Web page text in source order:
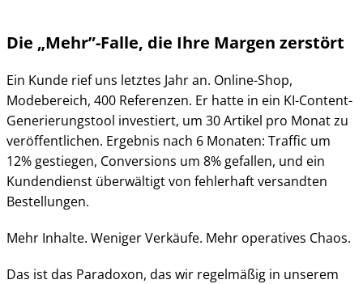
Die „Mehr”-Falle, die Ihre Margen zerstört
Ein Kunde rief uns letztes Jahr an. Online-Shop,
Modebereich, 400 Referenzen. Er hatte in ein KI-Content-
Generierungstool investiert, um 30 Artikel pro Monat zu
veröffentlichen. Ergebnis nach 6 Monaten: Traffic um
12% gestiegen, Conversions um 8% gefallen, und ein
Kundendienst überwältigt von fehlerhaft versandten
Bestellungen.
Mehr Inhalte. Weniger Verkäufe. Mehr operatives Chaos.
Das ist das Paradoxon, das wir regelmäßig in unserem